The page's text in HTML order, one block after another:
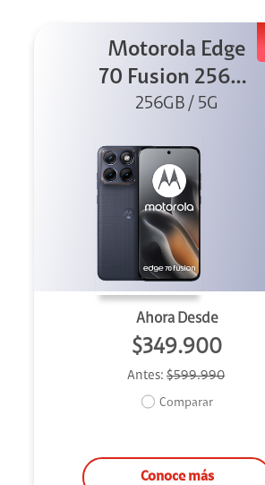
Motorola Edge
70 Fusion 256GB
Azul
256GB / 5G
Ahora Desde
$349.900
Antes: $599.990
Comparar
Conoce más